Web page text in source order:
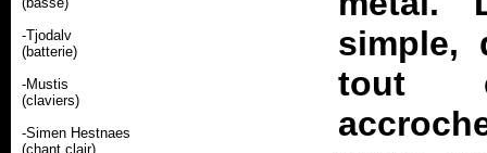
-Tjodalv
(batterie)
-Mustis
(claviers)
-Simen Hestnaes
(chant clair)
simple,
tout